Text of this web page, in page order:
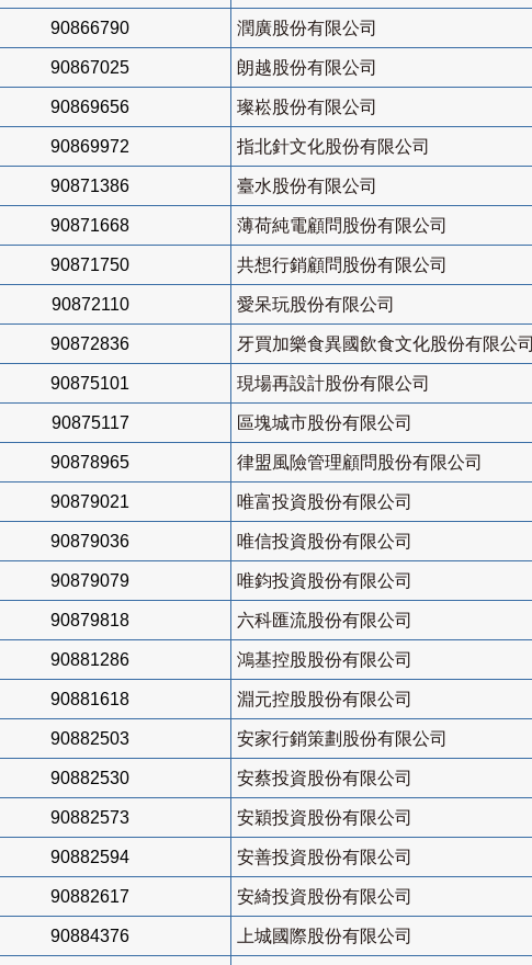
90866790 潤廣股份有限公司
90867025 朗越股份有限公司
90869656 璨崧股份有限公司
90869972 指北針文化股份有限公司
90871386 臺水股份有限公司
90871668 薄荷純電顧問股份有限公司
90871750 共想行銷顧問股份有限公司
90872110 愛呆玩股份有限公司
90872836 牙買加樂食異國飲食文化股份有限公司
90875101 現場再設計股份有限公司
90875117 區塊城市股份有限公司
90878965 律盟風險管理顧問股份有限公司
90879021 唯富投資股份有限公司
90879036 唯信投資股份有限公司
90879079 唯鈞投資股份有限公司
90879818 六科匯流股份有限公司
90881286 鴻基控股股份有限公司
90881618 淵元控股股份有限公司
90882503 安家行銷策劃股份有限公司
90882530 安蔡投資股份有限公司
90882573 安穎投資股份有限公司
90882594 安善投資股份有限公司
90882617 安綺投資股份有限公司
90884376 上城國際股份有限公司